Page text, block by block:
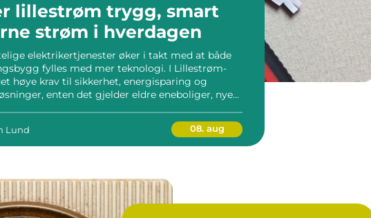
trygg, smart
strøm i hverdagen
elektrikertjenester øker i takt med at både
fylles med mer teknologi. I Lillestrøm-
høye krav til sikkerhet, energisparing og
enten det gjelder eldre eneboliger, nye
Lund 08. aug